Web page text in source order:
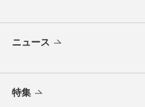
ニュース
特集